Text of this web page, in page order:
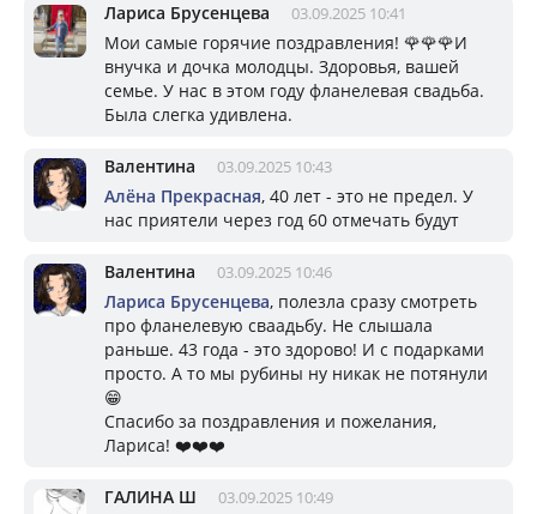
Лариса Брусенцева 03.09.2025 10:41
Мои самые горячие поздравления! 🌹🌹🌹И
внучка и дочка молодцы. Здоровья, вашей
семье. У нас в этом году фланелевая свадьба.
Была слегка удивлена.
Валентина 03.09.2025 10:43
Алёна Прекрасная, 40 лет - это не предел. У
нас приятели через год 60 отмечать будут
Валентина 03.09.2025 10:46
Лариса Брусенцева, полезла сразу смотреть
про фланелевую сваадьбу. Не слышала
раньше. 43 года - это здорово! И с подарками
просто. А то мы рубины ну никак не потянули
😁
Спасибо за поздравления и пожелания,
Лариса! ❤️❤️❤️
ГАЛИНА Ш 03.09.2025 10:49